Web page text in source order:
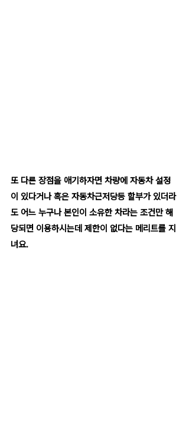
또 다른 장점을 애기하자면 차량에 자동차 설정
이 있다거나 혹은 자동차근저당등 할부가 있더라
도 어느 누구나 본인이 소유한 차라는 조건만 해
당되면 이용하시는데 제한이 없다는 메리트를 지
녀요.